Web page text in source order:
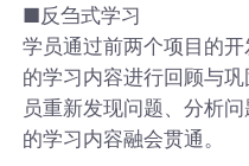
■反刍式学习
学员通过前两个项目的
的学习内容进行回顾与
员重新发现问题、分析
的学习内容融会贯通。